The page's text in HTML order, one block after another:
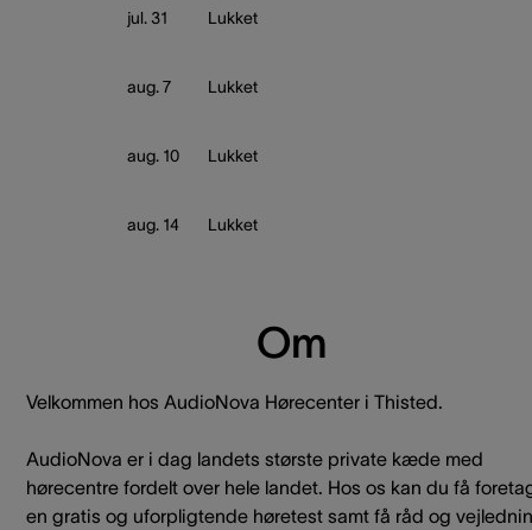
jul. 31 Lukket
aug. 7 Lukket
aug. 10 Lukket
aug. 14 Lukket
Om
Velkommen hos AudioNova Hørecenter i Thisted.
AudioNova er i dag landets største private kæde med
hørecentre fordelt over hele landet. Hos os kan du få
en gratis og uforpligtende høretest samt få råd og